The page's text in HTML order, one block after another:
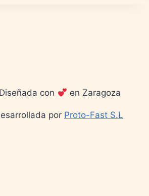
con en Zaragoza
por Proto-Fast S.L